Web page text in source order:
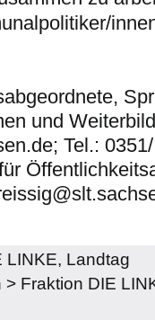
und
Tel.:
LINKE, Landtag
> Fraktion DIE